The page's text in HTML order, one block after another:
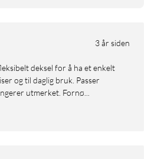
3 år siden
og til daglig bruk. Passer
utmerket. Fornø...